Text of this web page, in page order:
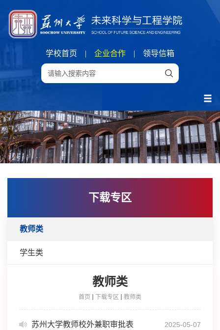
学校首页 | 企业合作 | 领导信箱
下载专区
教师类
学生类
教师类
首页 下载专区 教师类
苏州大学教师校外兼职审批表 2025-05-07